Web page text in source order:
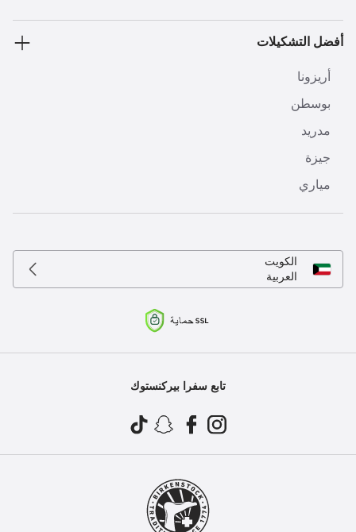
أفضل التشكيلات
أريزونا
بوسطن
مدريد
جيزة
مياري
الكويت
العربية
تابع سفرا بيركنستوك